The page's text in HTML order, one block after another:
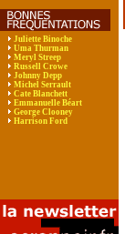
Juliette Binoche
Uma Thurman
Meryl Streep
Russell Crowe
Johnny Depp
Michel Serrault
Cate Blanchett
Emmanuelle Béart
George Clooney
Harrison Ford